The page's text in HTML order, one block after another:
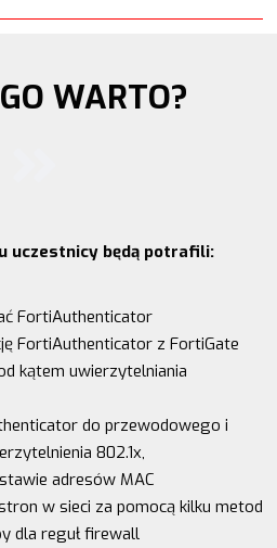
WARTO?
uczestnicy będą potrafili:
FortiAuthenticator
FortiAuthenticator z FortiGate
kątem uwierzytelniania
do przewodowego i
802.1x,
adresów MAC
w sieci za pomocą kilku metod
dla reguł firewall